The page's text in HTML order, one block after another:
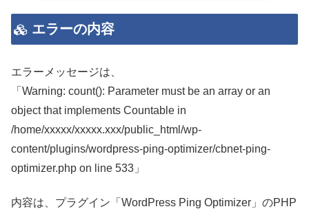
エラーの内容
エラーメッセージは、
「Warning: count(): Parameter must be an array or an
object that implements Countable in
/home/xxxxx/xxxxx.xxx/public_html/wp-
content/plugins/wordpress-ping-optimizer/cbnet-ping-
optimizer.php on line 533」
内容は、プラグイン「WordPress Ping Optimizer」のPHP